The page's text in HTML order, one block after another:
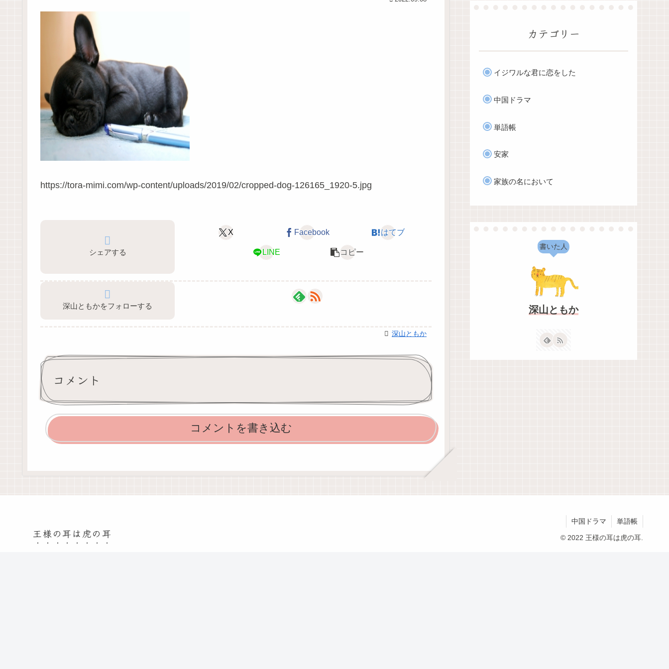
https://tora-mimi.com/wp-content/uploads/2019/02/cropped-dog-126165_1920-5.jpg
シェアする
X Facebook はてブ
LINE コピー
深山ともかをフォローする
深山ともか
コメント
コメントを書き込む
カテゴリー
イジワルな君に恋をした
中国ドラマ
単語帳
安家
家族の名において
書いた人
深山ともか
王様の耳は虎の耳
中国ドラマ 単語帳
© 2022 王様の耳は虎の耳.